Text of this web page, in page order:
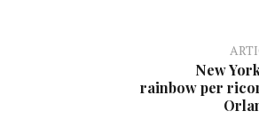
New
rainbow per